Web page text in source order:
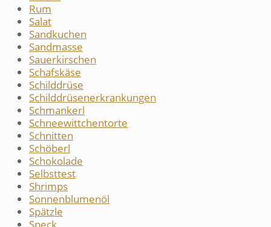
Rum
Salat
Sandkuchen
Sandmasse
Sauerkirschen
Schafskäse
Schilddrüse
Schilddrüsenerkrankungen
Schmankerl
Schneewittchentorte
Schnitten
Schöberl
Schokolade
Selbsttest
Shrimps
Sonnenblumenöl
Spätzle